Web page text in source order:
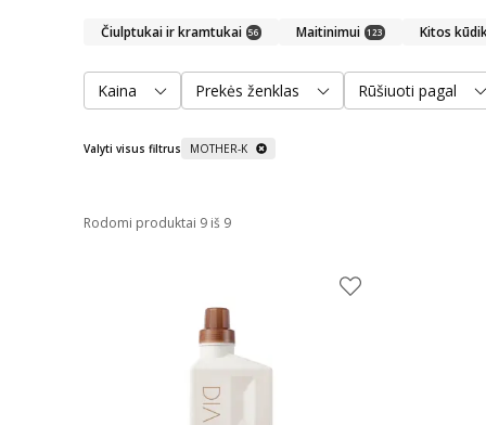
Čiulptukai ir kramtukai 56 Maitinimui 123 Kitos
Kaina Prekės ženklas Rūšiuoti pagal
Valyti visus filtrus MOTHER-K
Rodomi produktai 9 iš 9